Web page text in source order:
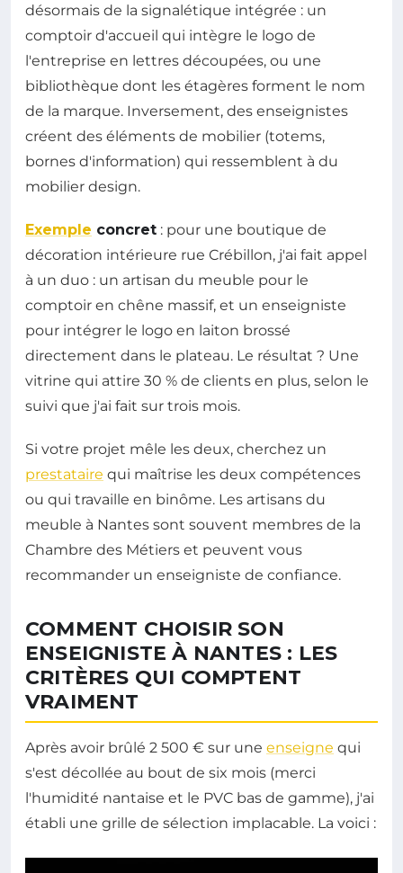
désormais de la signalétique intégrée : un
comptoir d'accueil qui intègre le logo de
l'entreprise en lettres découpées, ou une
bibliothèque dont les étagères forment le nom
de la marque. Inversement, des enseignistes
créent des éléments de mobilier (totems,
bornes d'information) qui ressemblent à du
mobilier design.
Exemple concret : pour une boutique de
décoration intérieure rue Crébillon, j'ai fait appel
à un duo : un artisan du meuble pour le
comptoir en chêne massif, et un enseigniste
pour intégrer le logo en laiton brossé
directement dans le plateau. Le résultat ? Une
vitrine qui attire 30 % de clients en plus, selon le
suivi que j'ai fait sur trois mois.
Si votre projet mêle les deux, cherchez un
prestataire qui maîtrise les deux compétences
ou qui travaille en binôme. Les artisans du
meuble à Nantes sont souvent membres de la
Chambre des Métiers et peuvent vous
recommander un enseigniste de confiance.
COMMENT CHOISIR SON
ENSEIGNISTE À NANTES : LES
CRITÈRES QUI COMPTENT
VRAIMENT
Après avoir brûlé 2 500 € sur une enseigne qui
s'est décollée au bout de six mois (merci
l'humidité nantaise et le PVC bas de gamme), j'ai
établi une grille de sélection implacable. La voici :